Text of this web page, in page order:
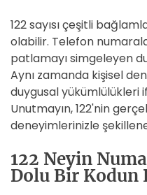
122 sayısı çeşitli
olabilir. Telefon
patlamayı simgeleyen
Aynı zamanda kişisel
duygusal yükümlülükleri
Unutmayın, 122'nin
deneyimlerinizle
122 Neyin
Dolu Bir Kodun